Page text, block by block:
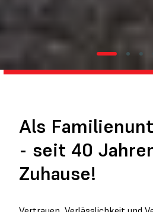
Als
- seit 40
Zuhause!